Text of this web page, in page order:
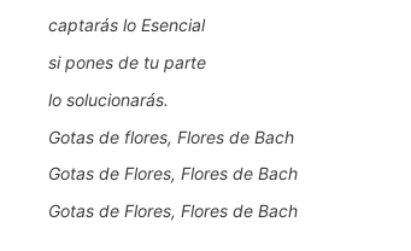
captarás lo Esencial
si pones de tu parte
lo solucionarás.
Gotas de flores, Flores de Bach
Gotas de Flores, Flores de Bach
Gotas de Flores, Flores de Bach